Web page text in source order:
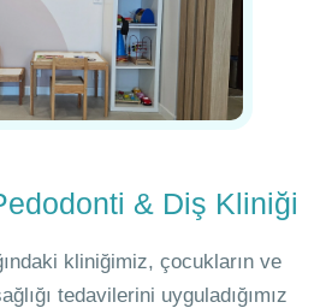
& Diş Kliniği
kliniğimiz, çocukların ve
tedavilerini uyguladığımız